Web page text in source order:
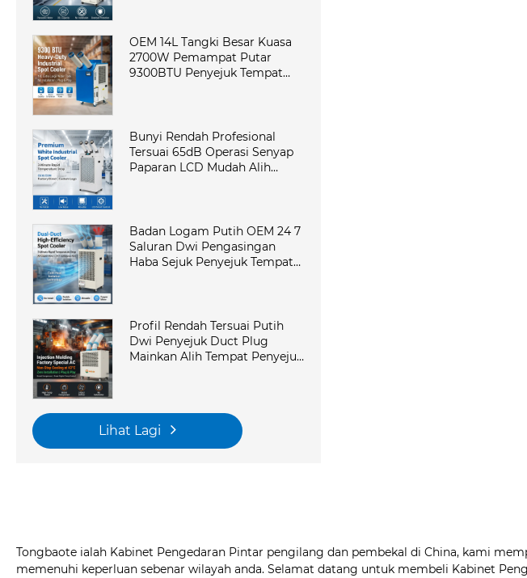
OEM 14L Tangki Besar Kuasa
2700W Pemampat Putar
9300BTU Penyejuk Tempat
Bunyi Rendah Profesional
Tersuai 65dB Operasi Senyap
Paparan LCD Mudah Alih
Badan Logam Putih OEM 24 7
Saluran Dwi Pengasingan
Haba Sejuk Penyejuk Tempat
Profil Rendah Tersuai Putih
Dwi Penyejuk Duct Plug
Mainkan Alih Tempat Penyejuk
Lihat Lagi
Tongbaote ialah Kabinet Pengedaran Pintar pengilang dan pembekal di China, kami
memenuhi keperluan sebenar wilayah anda. Selamat datang untuk membeli Kabinet